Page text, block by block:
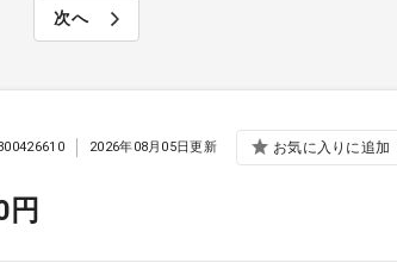
次へ
2026年08月05日更新 お気に入りに追加